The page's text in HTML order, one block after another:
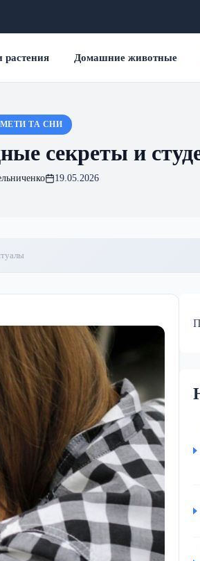
растения Домашние животные
ТА СНИ
секреты и
19.05.2026